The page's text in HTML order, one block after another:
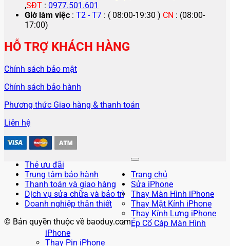
,SĐT : 0977.501.601
Giờ làm việc : T2 - T7 : ( 08:00-19:30 ) CN : (08:00-
17:00)
HỖ TRỢ KHÁCH HÀNG
Chính sách bảo mật
Chính sách bảo hành
Phương thức Giao hàng & thanh toán
Liên hệ
Thẻ ưu đãi
Trung tâm bảo hành
Thanh toán và giao hàng
Dịch vụ sửa chữa và bảo trì
Doanh nghiệp thân thiết
© Bản quyền thuộc về baoduy.com
Trang chủ
Sửa iPhone
Thay Màn Hình iPhone
Thay Mặt Kính iPhone
Thay Kính Lưng iPhone
Ép Cổ Cáp Màn Hình
iPhone
Thay Pin iPhone